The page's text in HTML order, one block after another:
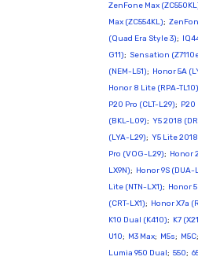
ZenFone Max
Max (ZC554KL);
(Quad Era Style 3);
G11); Sensation
(NEM-L51); Honor 5A
Honor 8 Lite (RPA-TL10)
P20 Pro (CLT-L29); P20
(BKL-L09); Y5 2018
(LYA-L29); Y5 Lite
Pro (VOG-L29); Honor
LX9N); Honor 9S (DUA-
Lite (NTN-LX1); Honor
(CRT-LX1); Honor X7a
K10 Dual (K410); K7
U10; M3 Max; M5s; M5C;
Lumia 950 Dual; 550;